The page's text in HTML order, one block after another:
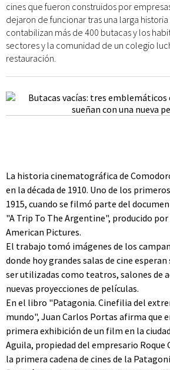
cines que fueron construidos por
dejaron de funcionar tras una larga
contabilizan más de 400 butacas y los
sectores y la comunidad de un colegio
restauración.
La historia cinematográfica de
en la década de 1910. Uno de los
1915, cuando se filmó parte del
"A Trip To The Argentine", producido
American Pictures.
El trabajo tomó imágenes de los
donde hoy grandes salas de cine
ser utilizadas como teatros, salones de
nuevas proyecciones de películas.
En el libro "Patagonia. Cinefilia del
mundo", Juan Carlos Portas afirma que
primera exhibición de un film en la
Aguila, propiedad del empresario Roque
la primera cadena de cines de la